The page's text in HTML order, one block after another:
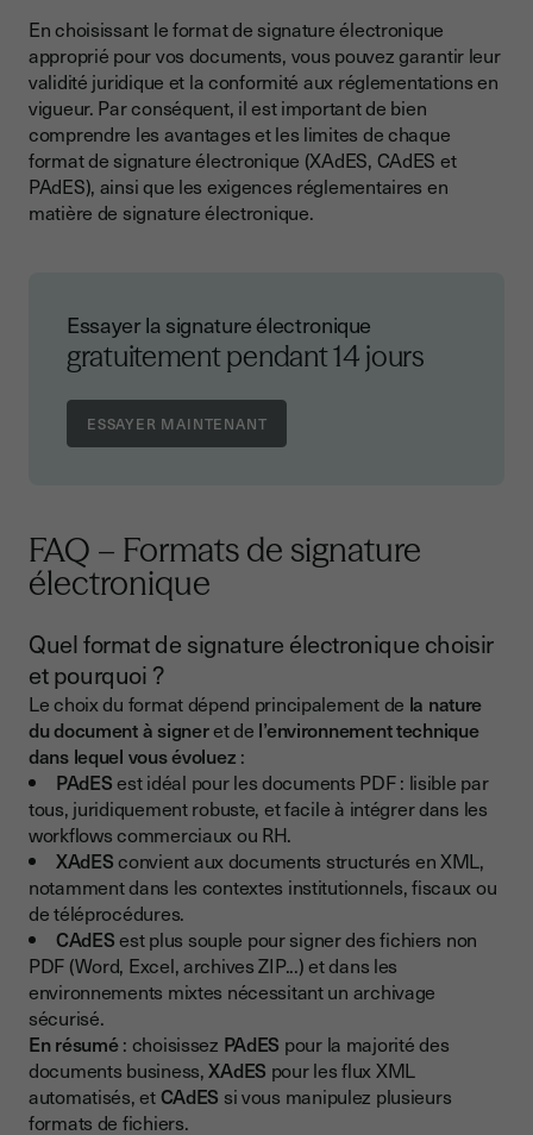
En choisissant le format de signature électronique
approprié pour vos documents, vous pouvez garantir leur
validité juridique et la conformité aux réglementations en
vigueur. Par conséquent, il est important de bien
comprendre les avantages et les limites de chaque
format de signature électronique (XAdES, CAdES et
PAdES), ainsi que les exigences réglementaires en
matière de signature électronique.
Essayer la signature électronique
gratuitement pendant 14 jours
FAQ – Formats de signature
électronique
Quel format de signature électronique choisir
et pourquoi ?
Le choix du format dépend principalement de la nature
du document à signeret de l’environnement technique
dans lequel vous évoluez :
PAdESest idéal pour les documents PDF : lisible par
tous, juridiquement robuste, et facile à intégrer dans les
workflows commerciaux ou RH.
XAdESconvient aux documents structurés en XML,
notamment dans les contextes institutionnels, fiscaux ou
de téléprocédures.
CAdESest plus souple pour signer des fichiers non
PDF (Word, Excel, archives ZIP...) et dans les
environnements mixtes nécessitant un archivage
sécurisé.
En résumé: choisissez PAdES pour la majorité des
documents business,XAdES pour les flux XML
automatisés, etCAdES si vous manipulez plusieurs
formats de fichiers.